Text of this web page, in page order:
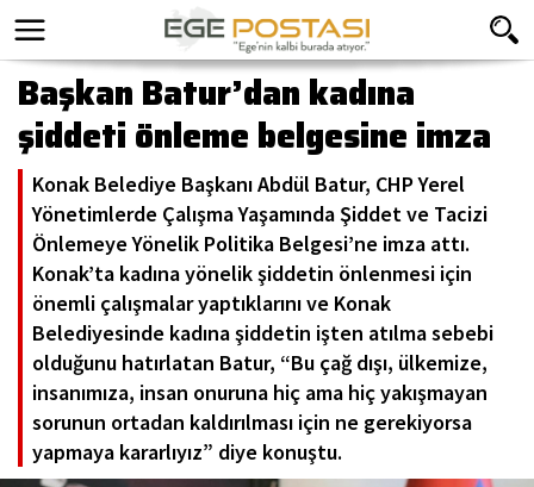
Başkan Batur’dan kadına
şiddeti önleme belgesine imza
Konak Belediye Başkanı Abdül Batur, CHP Yerel
Yönetimlerde Çalışma Yaşamında Şiddet ve Tacizi
Önlemeye Yönelik Politika Belgesi’ne imza attı.
Konak’ta kadına yönelik şiddetin önlenmesi için
önemli çalışmalar yaptıklarını ve Konak
Belediyesinde kadına şiddetin işten atılma sebebi
olduğunu hatırlatan Batur, “Bu çağ dışı, ülkemize,
insanımıza, insan onuruna hiç ama hiç yakışmayan
sorunun ortadan kaldırılması için ne gerekiyorsa
yapmaya kararlıyız” diye konuştu.